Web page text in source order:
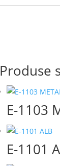
Produse
E-1103
E-1101